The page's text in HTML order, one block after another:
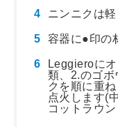
ニンニクは軽
容器に●印の
Leggieroに
類、2.のゴボ
クを順に重
点火します(
コットラウ